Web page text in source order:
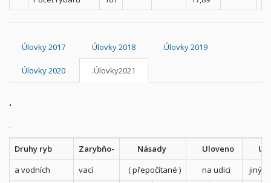
Úlovky 2017 Úlovky 2018 .Úlovky 2019
Úlovky 2020 .Úlovky2021
.
.
Druhy ryb Zarybňo- Násady Uloveno
a vodních
vací ( přepočítané ) na udici
jiným